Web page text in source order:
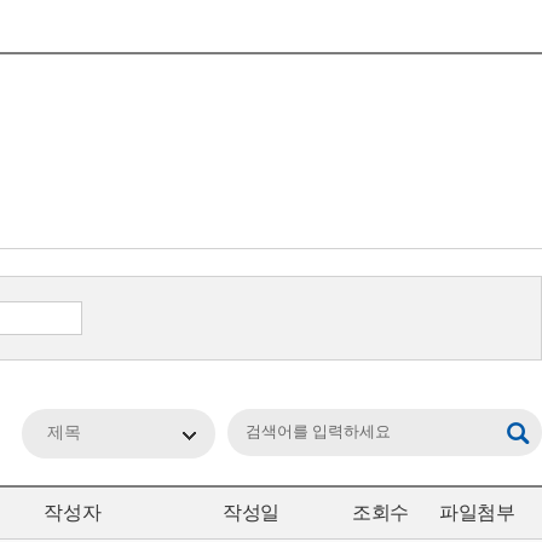
제목
작성자 작성일 조회수 파일첨부